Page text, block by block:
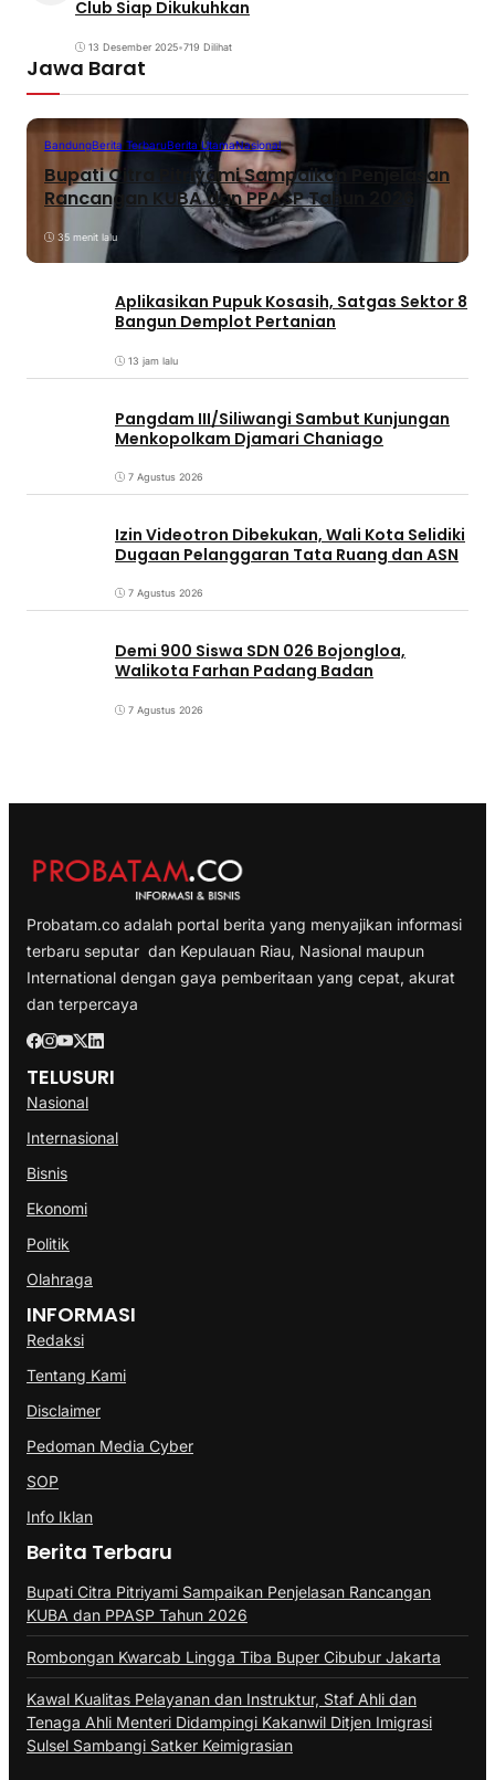
Club Siap Dikukuhkan
13 Desember 2025•719 Dilihat
Jawa Barat
BandungBerita TerbaruBerita UtamaNasional
Bupati Citra Pitriyami Sampaikan Penjelasan
Rancangan KUBA dan PPASP Tahun 2026
35 menit lalu
Aplikasikan Pupuk Kosasih, Satgas Sektor 8
Bangun Demplot Pertanian
13 jam lalu
Pangdam III/Siliwangi Sambut Kunjungan
Menkopolkam Djamari Chaniago
7 Agustus 2026
Izin Videotron Dibekukan, Wali Kota Selidiki
Dugaan Pelanggaran Tata Ruang dan ASN
7 Agustus 2026
Demi 900 Siswa SDN 026 Bojongloa,
Walikota Farhan Padang Badan
7 Agustus 2026
Probatam.co adalah portal berita yang menyajikan informasi
terbaru seputar dan Kepulauan Riau, Nasional maupun
International dengan gaya pemberitaan yang cepat, akurat
dan terpercaya
TELUSURI
Nasional
Internasional
Bisnis
Ekonomi
Politik
Olahraga
INFORMASI
Redaksi
Tentang Kami
Disclaimer
Pedoman Media Cyber
SOP
Info Iklan
Berita Terbaru
Bupati Citra Pitriyami Sampaikan Penjelasan Rancangan
KUBA dan PPASP Tahun 2026
Rombongan Kwarcab Lingga Tiba Buper Cibubur Jakarta
Kawal Kualitas Pelayanan dan Instruktur, Staf Ahli dan
Tenaga Ahli Menteri Didampingi Kakanwil Ditjen Imigrasi
Sulsel Sambangi Satker Keimigrasian